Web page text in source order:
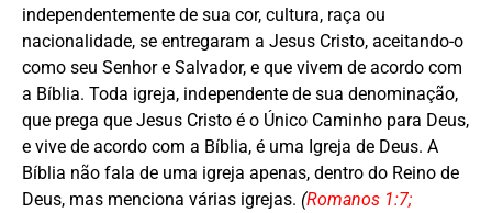
independentemente de sua cor, cultura, raça ou
nacionalidade, se entregaram a Jesus Cristo, aceitando-o
como seu Senhor e Salvador, e que vivem de acordo com
a Bíblia. Toda igreja, independente de sua denominação,
que prega que Jesus Cristo é o Único Caminho para Deus,
e vive de acordo com a Bíblia, é uma Igreja de Deus. A
Bíblia não fala de uma igreja apenas, dentro do Reino de
Deus, mas menciona várias igrejas. (Romanos 1:7;